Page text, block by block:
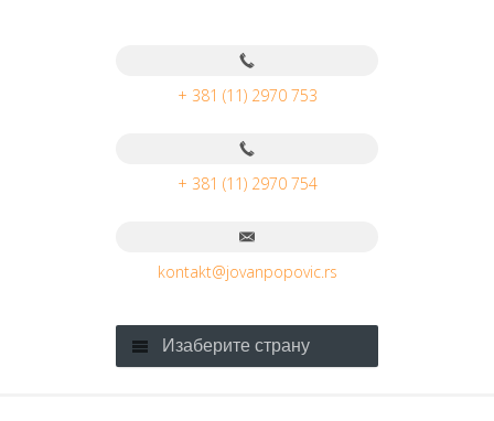
+ 381 (11) 2970 753
+ 381 (11) 2970 754
kontakt@jovanpopovic.rs
Изаберите страну